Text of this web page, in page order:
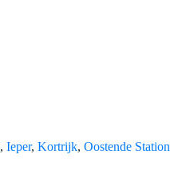
, Ieper, Kortrijk, Oostende Station